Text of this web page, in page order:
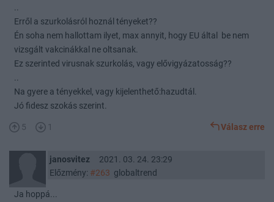
..
Erről a szurkolásról hoznál tényeket??
Én soha nem hallottam ilyet, max annyit, hogy EU által be nem
vizsgált vakcinákkal ne oltsanak.
Ez szerinted virusnak szurkolás, vagy elővigyázatosság??
..
Na gyere a tényekkel, vagy kijelenthető:hazudtál.
Jó fidesz szokás szerint.
5 1 Válasz erre
janosvitez
2021. 03. 24. 23:29
Előzmény: #263 globaltrend
Ja hoppá...